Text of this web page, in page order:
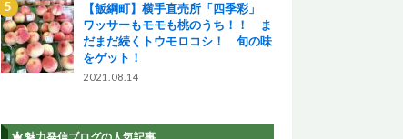
【飯綱町】横手直売所「四季彩」
ワッサーもモモも桃のうち！！ ま
だまだ続くトウモロコシ！ 旬の味
をゲット！
2021.08.14
魅力発信ブログの人気記事